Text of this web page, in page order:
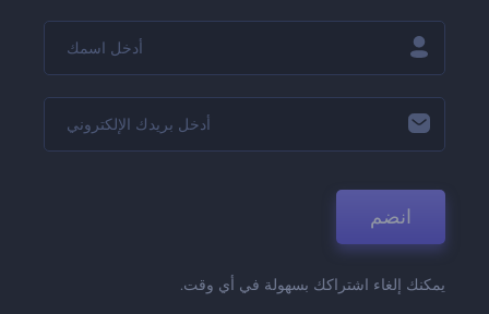
انضم
يمكنك إلغاء اشتراكك بسهولة في أي وقت.